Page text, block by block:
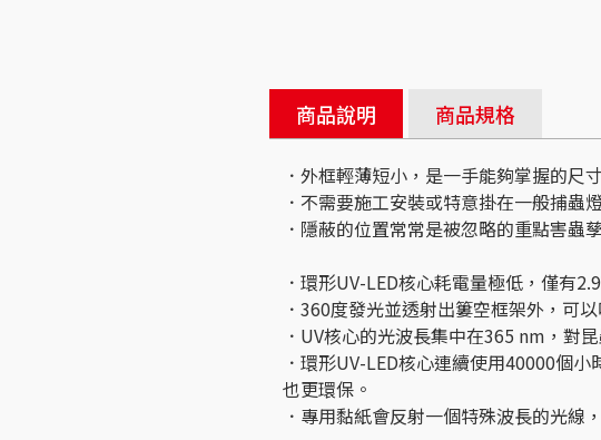
商品說明 商品規格
．外框輕薄短小，是一手能夠掌握的尺
．不需要施工安裝或特意掛在一般捕
．隱蔽的位置常常是被忽略的重點害蟲
．環形UV-LED核心耗電量極低，僅有
．360度發光並透射出簍空框架外，可
．UV核心的光波長集中在365 nm，對
．環形UV-LED核心連續使用40000個
也更環保。
．專用黏紙會反射一個特殊波長的光線